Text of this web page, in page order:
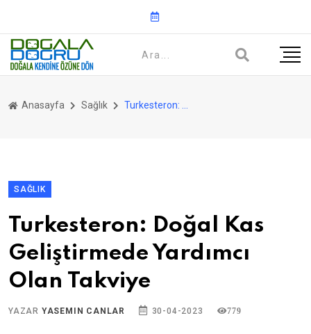
Anasayfa Sağlık
SAĞLIK
Turkesteron: Doğal Kas
Geliştirmede Yardımcı
Olan Takviye
YAZAR YASEMIN CANLAR 30-04-2023 779